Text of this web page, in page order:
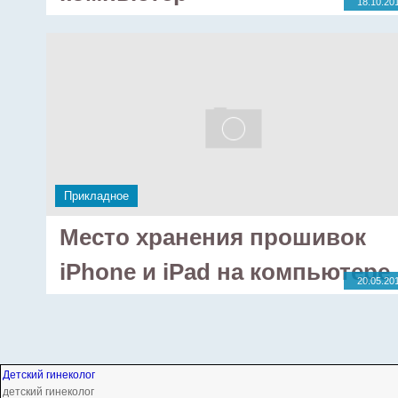
Прикладное
Место хранения прошивок
iPhone и iPad на компьютере
Детский гинеколог
детский гинеколог